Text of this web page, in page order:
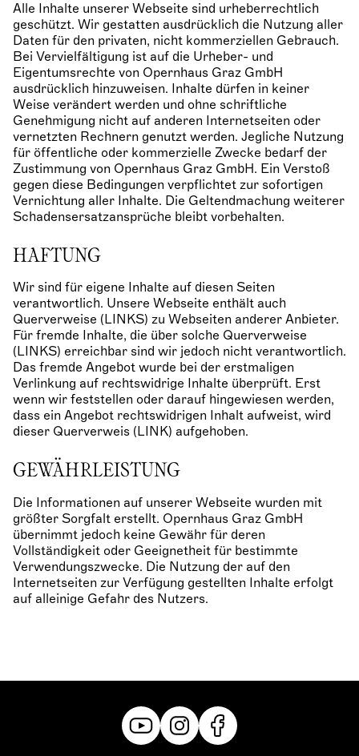
Alle Inhalte unserer Webseite sind urheberrechtlich
geschützt. Wir gestatten ausdrücklich die Nutzung aller
Daten für den privaten, nicht kommerziellen Gebrauch.
Bei Vervielfältigung ist auf die Urheber- und
Eigentumsrechte von Opernhaus Graz GmbH
ausdrücklich hinzuweisen. Inhalte dürfen in keiner
Weise verändert werden und ohne schriftliche
Genehmigung nicht auf anderen Internetseiten oder
vernetzten Rechnern genutzt werden. Jegliche Nutzung
für öffentliche oder kommerzielle Zwecke bedarf der
Zustimmung von Opernhaus Graz GmbH. Ein Verstoß
gegen diese Bedingungen verpflichtet zur sofortigen
Vernichtung aller Inhalte. Die Geltendmachung weiterer
Schadensersatzansprüche bleibt vorbehalten.
HAFTUNG
Wir sind für eigene Inhalte auf diesen Seiten
verantwortlich. Unsere Webseite enthält auch
Querverweise (LINKS) zu Webseiten anderer Anbieter.
Für fremde Inhalte, die über solche Querverweise
(LINKS) erreichbar sind wir jedoch nicht verantwortlich.
Das fremde Angebot wurde bei der erstmaligen
Verlinkung auf rechtswidrige Inhalte überprüft. Erst
wenn wir feststellen oder darauf hingewiesen werden,
dass ein Angebot rechtswidrigen Inhalt aufweist, wird
dieser Querverweis (LINK) aufgehoben.
GEWÄHRLEISTUNG
Die Informationen auf unserer Webseite wurden mit
größter Sorgfalt erstellt. Opernhaus Graz GmbH
übernimmt jedoch keine Gewähr für deren
Vollständigkeit oder Geeignetheit für bestimmte
Verwendungszwecke. Die Nutzung der auf den
Internetseiten zur Verfügung gestellten Inhalte erfolgt
auf alleinige Gefahr des Nutzers.